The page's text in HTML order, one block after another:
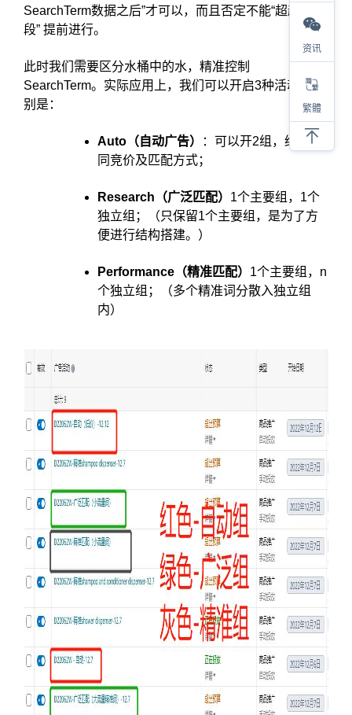
SearchTerm数据之后”才可以，而且否定不能“超越阶
段” 提前进行。
此时我们需要区分水桶中的水，精准控制
SearchTerm。实际应用上，我们可以开启3种活动，分
别是：
Auto（自动广告）
：可以开2组，给予不
同竞价及匹配方式；
Research（广泛匹配） 1个主要组，1个
独立组；（只保留1个主要组，是为了方
便进行结构搭建。）
Performance（精准匹配） 1个主要组，n
个独立组；（多个精准词分散入独立组
内）
资讯
繁體